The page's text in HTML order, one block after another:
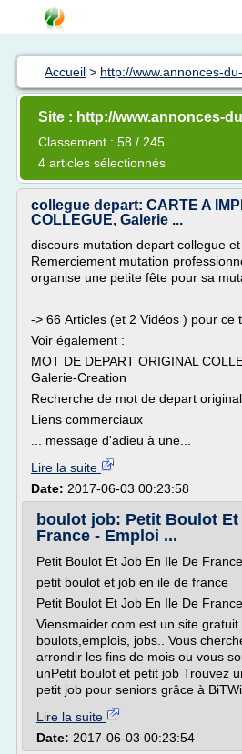
Accueil > http://www.annonces-
Site : http://www.annonces-
Classement : 58 / 245
4 articles sélectionnés
collegue depart: CARTE A
COLLEGUE, Galerie ...
discours mutation depart collegue et
Remerciement mutation
organise une petite fête pour sa
-> 66 Articles (et 2 Vidéos ) pour ce
Voir également :
MOT DE DEPART ORIGINAL
Galerie-Creation
Recherche de mot de depart
Liens commerciaux
... message d'adieu à une...
Lire la suite
Date: 2017-06-03 00:23:58
boulot job: Petit Boulot Et
France - Emploi ...
Petit Boulot Et Job En Ile De
petit boulot et job en ile de france
Petit Boulot Et Job En Ile De France
Viensmaider.com est un site
boulots,emplois, jobs.. Vous
arrondir les fins de mois ou vous
unPetit boulot et petit job Trouvez
petit job pour seniors grâce à
Lire la suite
Date: 2017-06-03 00:23:54